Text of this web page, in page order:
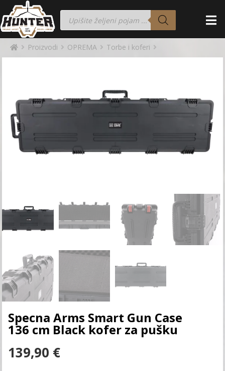
Proizvodi OPREMA Torbe i koferi
Specna Arms Smart Gun Case
136 cm Black kofer za pušku
139,90 €